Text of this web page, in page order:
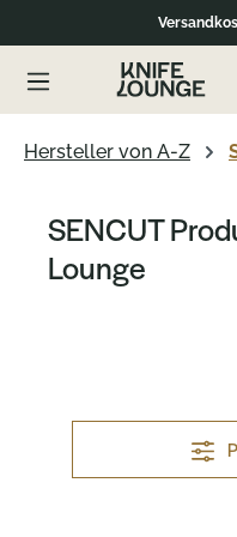
Hersteller von A-Z
SENCUT
Lounge